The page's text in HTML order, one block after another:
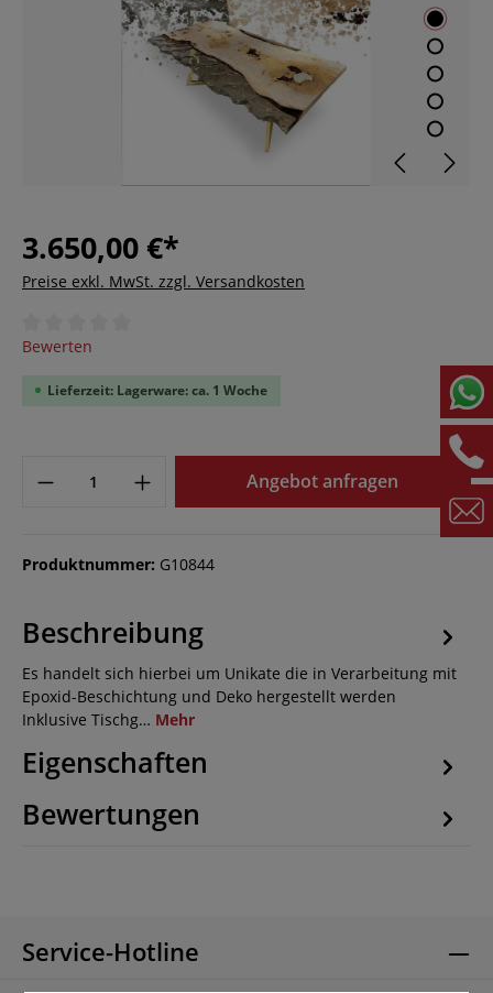
3.650,00 €*
Preise exkl. MwSt. zzgl. Versandkosten
Durchschnittliche Bewertung von 0 von 5 Sternen
Bewerten
Lieferzeit: Lagerware: ca. 1 Woche
Angebot anfragen
Produktnummer: G10844
Beschreibung
Es handelt sich hierbei um Unikate die in Verarbeitung mit
Epoxid-Beschichtung und Deko hergestellt werden
Inklusive Tischg… Mehr
Eigenschaften
Bewertungen
Service-Hotline